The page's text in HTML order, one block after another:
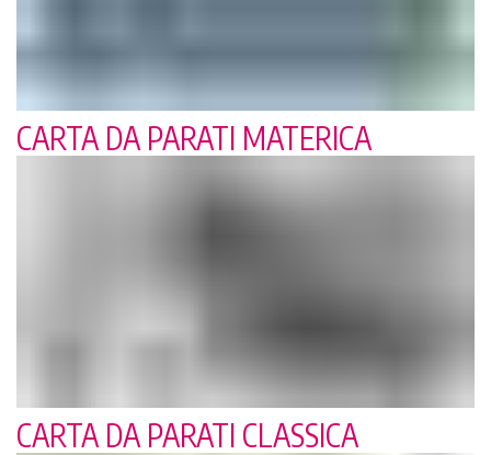
CARTA DA PARATI MATERICA
CARTA DA PARATI CLASSICA